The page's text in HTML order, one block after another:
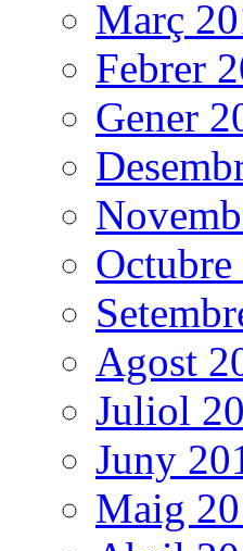
Març
Febrer
Gener
Octubre
Agost
Juliol
Juny
Maig